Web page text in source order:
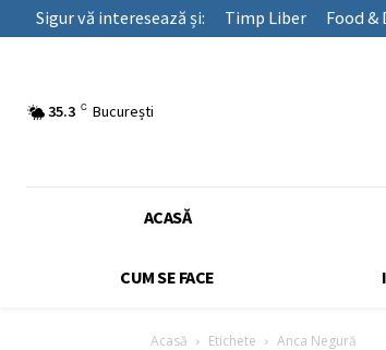
Sigur vă interesează și: Timp Liber Food &
35.3 C București
ACASĂ
CUM SE FACE
Acasă Etichete Anca Negură